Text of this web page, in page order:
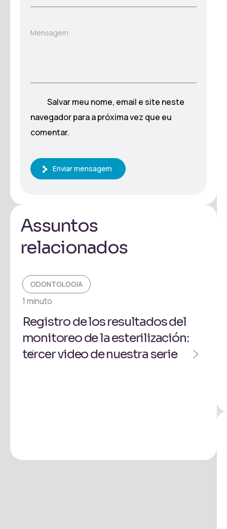
Mensagem
Salvar meu nome, email e site neste
navegador para a próxima vez que eu
comentar.
Enviar mensagem
Assuntos
relacionados
ODONTOLOGIA
1 minuto
Registro de los resultados del
monitoreo de la esterilización:
tercer video de nuestra serie